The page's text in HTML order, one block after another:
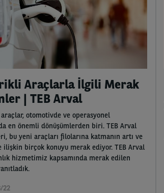
Araçlarla İlgili Merak
| TEB Arval
otomotivde ve operasyonel
en önemli dönüşümlerden biri. TEB Arval
bu yeni araçları filolarına katmanın artı ve
ilişkin birçok konuyu merak ediyor. TEB Arval
hizmetimiz kapsamında merak edilen
22